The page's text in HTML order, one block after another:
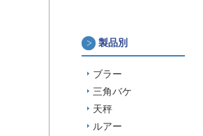
製品別
ブラー
三角バケ
天秤
ルアー